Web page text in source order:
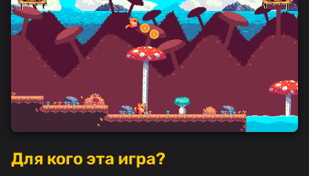
Для кого эта игра?